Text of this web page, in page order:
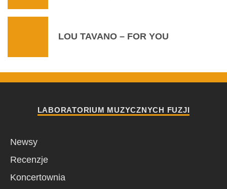
LOU TAVANO – FOR YOU
LABORATORIUM MUZYCZNYCH FUZJI
Newsy
Recenzje
Koncertownia